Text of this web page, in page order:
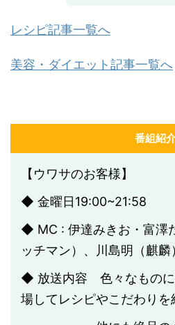
レシピ記事一覧へ
美容・ダイエット記事一覧へ
番組紹
【ウワサのお客様】
◆ 金曜日19:00~21:58
◆ MC : 伊達みきお・富澤
ッチマン）、川島明（麒麟
◆ 放送内容 色々なものに
場してレシピやこだわりを